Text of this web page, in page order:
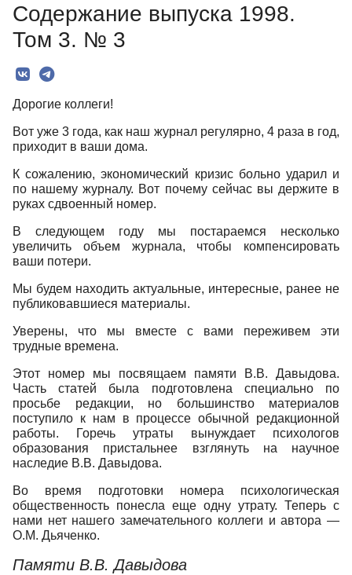
О Журнале
Редколлегия
Редакционная политика
Индексирование
Рубрики
Подписка
Содержание выпуска 1998.
Том 3. № 3
Дорогие коллеги!
Вот уже 3 года, как наш журнал регулярно, 4 раза в год,
приходит в ваши дома.
К сожалению, экономический кризис больно ударил и
по нашему журналу. Вот почему сейчас вы держите в
руках сдвоенный номер.
В следующем году мы постараемся несколько
увеличить объем журнала, чтобы компенсировать
ваши потери.
Мы будем находить актуальные, интересные, ранее не
публиковавшиеся материалы.
Уверены, что мы вместе с вами переживем эти
трудные времена.
Этот номер мы посвящаем памяти В.В. Давыдова.
Часть статей была подготовлена специально по
просьбе редакции, но большинство материалов
поступило к нам в процессе обычной редакционной
работы. Горечь утраты вынуждает психологов
образования пристальнее взглянуть на научное
наследие В.В. Давыдова.
Во время подготовки номера психологическая
общественность понесла еще одну утрату. Теперь с
нами нет нашего замечательного коллеги и автора —
О.М. Дьяченко.
Памяти В.В. Давыдова